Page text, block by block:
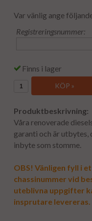
Var vänlig ange
Registreringsnummer:
Finns i lager
KÖP »
Produktbeskrivning:
Våra renoverade
garanti och är utbytes,
inbyte som stomme.
OBS! Vänligen fyll i
chassinummer vid
uteblivna uppgifter
insprutare levereras.